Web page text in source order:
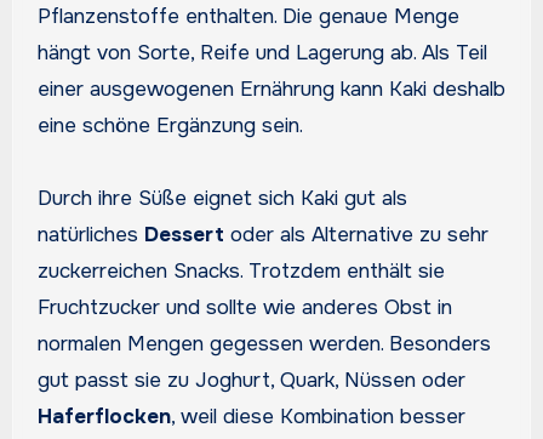
Pflanzenstoffe enthalten. Die genaue Menge
hängt von Sorte, Reife und Lagerung ab. Als Teil
einer ausgewogenen Ernährung kann Kaki deshalb
eine schöne Ergänzung sein.
Durch ihre Süße eignet sich Kaki gut als
natürliches Dessert oder als Alternative zu sehr
zuckerreichen Snacks. Trotzdem enthält sie
Fruchtzucker und sollte wie anderes Obst in
normalen Mengen gegessen werden. Besonders
gut passt sie zu Joghurt, Quark, Nüssen oder
Haferflocken, weil diese Kombination besser